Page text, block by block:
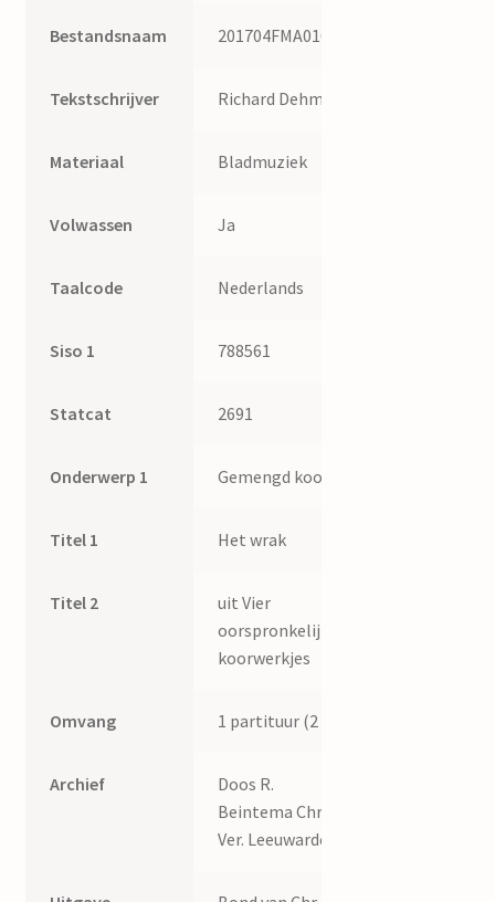
Bestandsnaam 201704FMA010
Tekstschrijver Richard Dehmel
Materiaal Bladmuziek
Volwassen Ja
Taalcode Nederlands
Siso 1 788561
Statcat 2691
Onderwerp 1 Gemengd koor
Titel 1 Het wrak
Titel 2
uit Vier
oorspronkelijke
koorwerkjes
Omvang 1 partituur (2 p.)
Archief
Doos R.
Beintema Chr. Or.
Ver. Leeuwarden